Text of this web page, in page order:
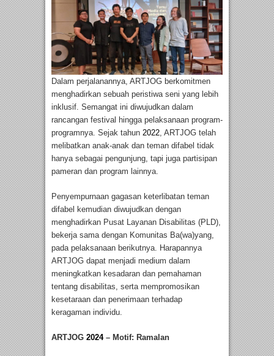
Dalam perjalanannya, ARTJOG berkomitmen
menghadirkan sebuah peristiwa seni yang lebih
inklusif. Semangat ini diwujudkan dalam
rancangan festival hingga pelaksanaan program-
programnya. Sejak tahun 2022, ARTJOG telah
melibatkan anak-anak dan teman difabel tidak
hanya sebagai pengunjung, tapi juga partisipan
pameran dan program lainnya.
Penyempurnaan gagasan keterlibatan teman
difabel kemudian diwujudkan dengan
menghadirkan Pusat Layanan Disabilitas (PLD),
bekerja sama dengan Komunitas Ba(wa)yang,
pada pelaksanaan berikutnya. Harapannya
ARTJOG dapat menjadi medium dalam
meningkatkan kesadaran dan pemahaman
tentang disabilitas, serta mempromosikan
kesetaraan dan penerimaan terhadap
keragaman individu.
ARTJOG 2024– Motif: Ramalan